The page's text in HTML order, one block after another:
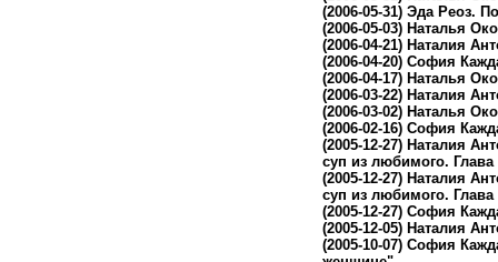
(2006-05-31) Эда Реоз.
(2006-05-03) Наталья
(2006-04-21) Наталия
(2006-04-20) София
(2006-04-17) Наталья
(2006-03-22) Наталия
(2006-03-02) Наталья
(2006-02-16) София
(2005-12-27) Наталия
суп из любимого. Глава
(2005-12-27) Наталия
суп из любимого. Глава
(2005-12-27) София
(2005-12-05) Наталия
(2005-10-07) София